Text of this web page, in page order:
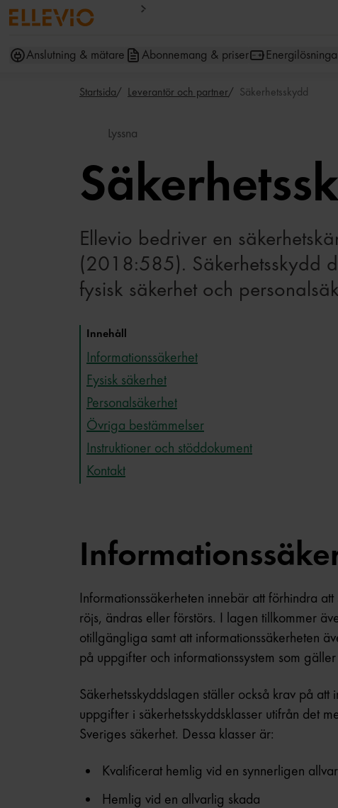
Anslutning & mätare Abonnemang & priser
Startsida Leverantör och partner Säkerhetsskydd
Lyssna
Ellevio bedriver en
(2018:585). Säkerhetsskydd
fysisk säkerhet och
Innehåll
Informationssäkerhet
Fysisk säkerhet
Personalsäkerhet
Övriga bestämmelser
Instruktioner och stöddokument
Kontakt
Informationssäkerheten innebär att förhindra
röjs, ändras eller förstörs. I lagen tillkommer
otillgängliga samt att informationssäkerheten
på uppgifter och informationssystem som
Säkerhetsskyddslagen ställer också krav på att
uppgifter i säkerhetsskyddsklasser utifrån det
Sveriges säkerhet. Dessa klasser är:
Kvalificerat hemlig vid en synnerligen
Hemlig vid en allvarlig skada